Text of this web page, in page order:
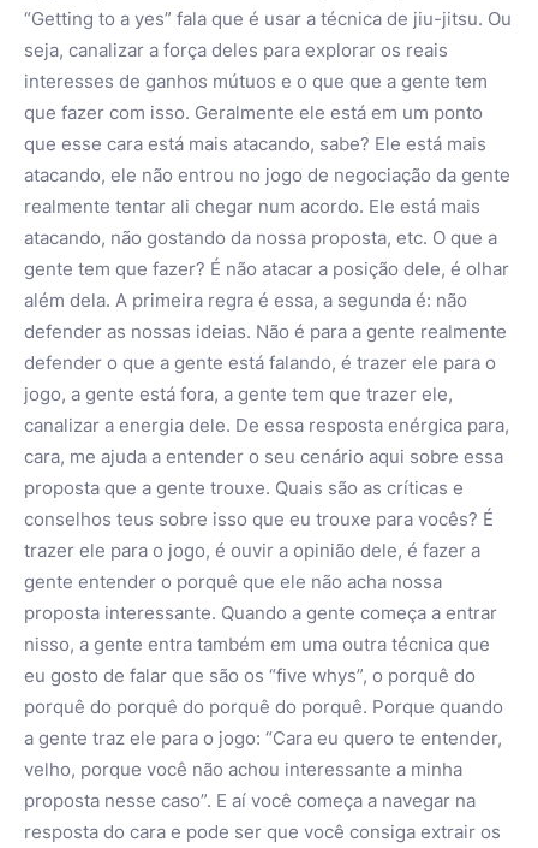
“Getting to a yes” fala que é usar a técnica de jiu-jitsu. Ou
seja, canalizar a força deles para explorar os reais
interesses de ganhos mútuos e o que que a gente tem
que fazer com isso. Geralmente ele está em um ponto
que esse cara está mais atacando, sabe? Ele está mais
atacando, ele não entrou no jogo de negociação da gente
realmente tentar ali chegar num acordo. Ele está mais
atacando, não gostando da nossa proposta, etc. O que a
gente tem que fazer? É não atacar a posição dele, é olhar
além dela. A primeira regra é essa, a segunda é: não
defender as nossas ideias. Não é para a gente realmente
defender o que a gente está falando, é trazer ele para o
jogo, a gente está fora, a gente tem que trazer ele,
canalizar a energia dele. De essa resposta enérgica para,
cara, me ajuda a entender o seu cenário aqui sobre essa
proposta que a gente trouxe. Quais são as críticas e
conselhos teus sobre isso que eu trouxe para vocês? É
trazer ele para o jogo, é ouvir a opinião dele, é fazer a
gente entender o porquê que ele não acha nossa
proposta interessante. Quando a gente começa a entrar
nisso, a gente entra também em uma outra técnica que
eu gosto de falar que são os “five whys”, o porquê do
porquê do porquê do porquê do porquê. Porque quando
a gente traz ele para o jogo: “Cara eu quero te entender,
velho, porque você não achou interessante a minha
proposta nesse caso”. E aí você começa a navegar na
resposta do cara e pode ser que você consiga extrair os